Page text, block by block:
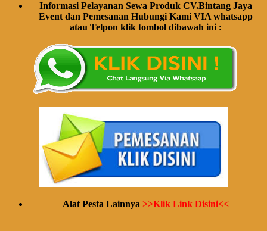
Informasi Pelayanan Sewa Produk CV.Bintang Jaya
Event dan Pemesanan Hubungi Kami VIA whatsapp
atau Telpon klik tombol dibawah ini :
Alat Pesta Lainnya >>Klik Link Disini<<